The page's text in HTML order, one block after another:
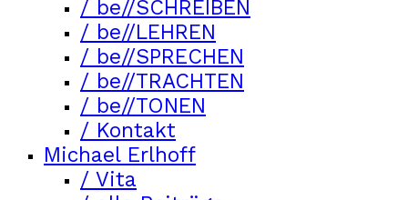
/ be//SCHREIBEN
/ be//LEHREN
/ be//SPRECHEN
/ be//TRACHTEN
/ be//TONEN
/ Kontakt
Michael Erlhoff
/ Vita